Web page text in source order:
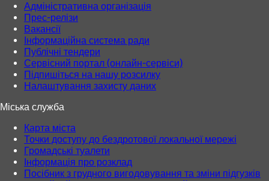
Адміністративна організація
Прес-релізи
Вакансії
Інформаційна система ради
Публічні тендери
Сервісний портал (онлайн-сервіси)
Підпишіться на нашу розсилку
Налаштування захисту даних
Міська служба
Карта міста
Точки доступу до бездротової локальної мережі
Громадські туалети
Інформація про розклад
Посібник з грудного вигодовування та зміни підгузків